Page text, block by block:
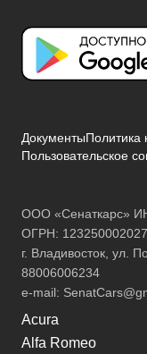
ДокументыПолитика
Пользовательское
ООО «Сенаткарс»
ОГРН:
г. Владивосток, ул.
88006006234
e-mail:
Acura
Alfa Romeo